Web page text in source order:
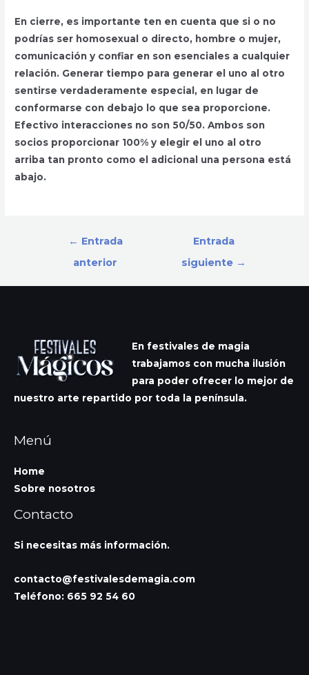
En cierre, es importante ten en cuenta que si o no
podrías ser homosexual o directo, hombre o mujer,
comunicación y confiar en son esenciales a cualquier
relación. Generar tiempo para generar el uno al otro
sentirse verdaderamente especial, en lugar de
conformarse con debajo lo que sea proporcione.
Efectivo interacciones no son 50/50. Ambos son
socios proporcionar 100% y elegir el uno al otro
arriba tan pronto como el adicional una persona está
abajo.
Navegación
← Entrada
anterior
Entrada
siguiente →
En festivales de magia
trabajamos con mucha ilusión
para poder ofrecer lo mejor de
nuestro arte repartido por toda la península.
Menú
Home
Sobre nosotros
Contacto
Si necesitas más información.
contacto@festivalesdemagia.com
Teléfono: 665 92 54 60